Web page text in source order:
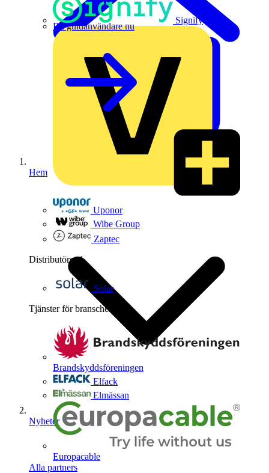
Signify
Uponor
Wibe Group
Zaptec
Distributörer 1
Solar
Tjänster för branschen
Brandskyddsföreningen
Elfack
Elmässan
Europacable
Alla partners
Bli guldanvändare nu
Hem
Nyheter